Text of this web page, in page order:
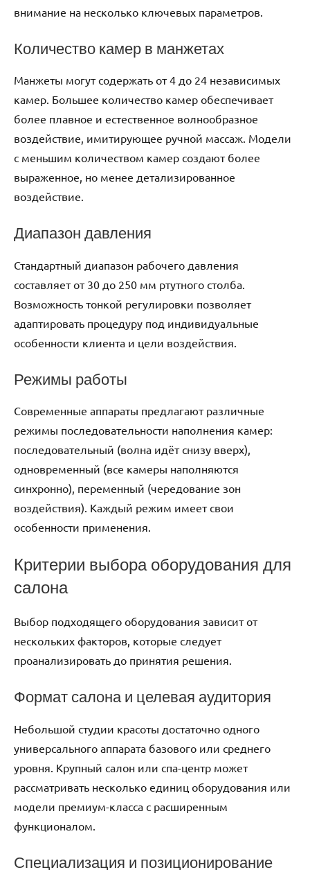
внимание на несколько ключевых параметров.
Количество камер в манжетах
Манжеты могут содержать от 4 до 24 независимых
камер. Большее количество камер обеспечивает
более плавное и естественное волнообразное
воздействие, имитирующее ручной массаж. Модели
с меньшим количеством камер создают более
выраженное, но менее детализированное
воздействие.
Диапазон давления
Стандартный диапазон рабочего давления
составляет от 30 до 250 мм ртутного столба.
Возможность тонкой регулировки позволяет
адаптировать процедуру под индивидуальные
особенности клиента и цели воздействия.
Режимы работы
Современные аппараты предлагают различные
режимы последовательности наполнения камер:
последовательный (волна идёт снизу вверх),
одновременный (все камеры наполняются
синхронно), переменный (чередование зон
воздействия). Каждый режим имеет свои
особенности применения.
Критерии выбора оборудования для
салона
Выбор подходящего оборудования зависит от
нескольких факторов, которые следует
проанализировать до принятия решения.
Формат салона и целевая аудитория
Небольшой студии красоты достаточно одного
универсального аппарата базового или среднего
уровня. Крупный салон или спа-центр может
рассматривать несколько единиц оборудования или
модели премиум-класса с расширенным
функционалом.
Специализация и позиционирование